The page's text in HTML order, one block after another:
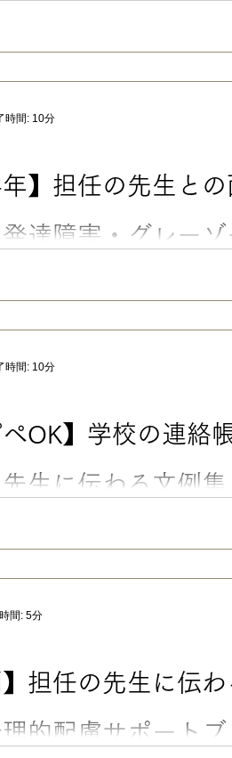
診断がなくても学校と相談できる理
もらったことがありますが、ASDの傾
学１年生で、一人暮らし奮闘中。 長
になったので、未診断のまま、現在高
ってくれましたが…… ただ、診断がない
年】担任の先生と
発達障害・グレー
たい配慮が、どうしても多くなりが
の子のことをわかってくれるといいな
」 「去年の先生みたいに、おおらか
き方・伝え方｜担任の先生に伝わる文
簡単なサポートグッズの持ち込みのお
時間: 10分
ペOK】学校の連絡
生に伝わる文例集
ん独自のノウハウでまとめました。
たいことも、いっぱいあるでしょう
たい。どこまでお願いしていいの？」
いの」 ……なんて、お悩みの保護者さ
任の先生への連絡帳を想定して、 「す
時間: 10分
】担任の先生に伝
的配慮サポートブ
間: 5分